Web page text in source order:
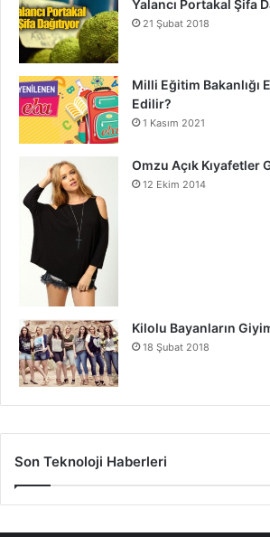
Yalancı Portakal Şifa
21 Şubat 2018
Milli Eğitim Bakanlığı
Edilir?
1 Kasım 2021
Omzu Açık Kıyafetler
12 Ekim 2014
Kilolu Bayanların
18 Şubat 2018
Son Teknoloji Haberleri